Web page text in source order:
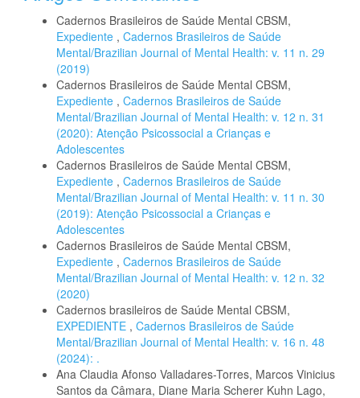
Cadernos Brasileiros de Saúde Mental CBSM,
Expediente , Cadernos Brasileiros de Saúde
Mental/Brazilian Journal of Mental Health: v. 11 n. 29
(2019)
Cadernos Brasileiros de Saúde Mental CBSM,
Expediente , Cadernos Brasileiros de Saúde
Mental/Brazilian Journal of Mental Health: v. 12 n. 31
(2020): Atenção Psicossocial a Crianças e
Adolescentes
Cadernos Brasileiros de Saúde Mental CBSM,
Expediente , Cadernos Brasileiros de Saúde
Mental/Brazilian Journal of Mental Health: v. 11 n. 30
(2019): Atenção Psicossocial a Crianças e
Adolescentes
Cadernos Brasileiros de Saúde Mental CBSM,
Expediente , Cadernos Brasileiros de Saúde
Mental/Brazilian Journal of Mental Health: v. 12 n. 32
(2020)
Cadernos brasileiros de Saúde Mental CBSM,
EXPEDIENTE , Cadernos Brasileiros de Saúde
Mental/Brazilian Journal of Mental Health: v. 16 n. 48
(2024): .
Ana Claudia Afonso Valladares-Torres, Marcos Vinicius
Santos da Câmara, Diane Maria Scherer Kuhn Lago,